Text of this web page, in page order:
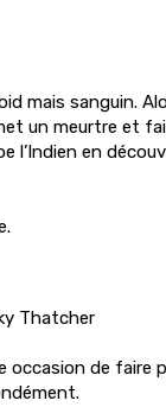
mais sanguin.
un meurtre et
l’Indien en
Thatcher
occasion de faire